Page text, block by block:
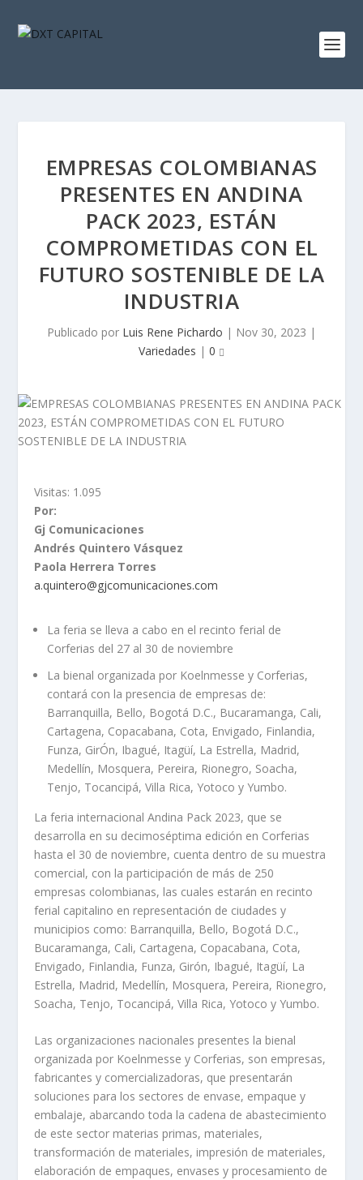
EMPRESAS COLOMBIANAS
PRESENTES EN ANDINA
PACK 2023, ESTÁN
COMPROMETIDAS CON EL
FUTURO SOSTENIBLE DE LA
INDUSTRIA
Publicado por Luis Rene Pichardo | Nov 30, 2023 |
Variedades | 0
Visitas: 1.095
Por:
Gj Comunicaciones
Andrés Quintero Vásquez
Paola Herrera Torres
a.quintero@gjcomunicaciones.com
La feria se lleva a cabo en el recinto ferial de
Corferias del 27 al 30 de noviembre
La bienal organizada por Koelnmesse y Corferias,
contará con la presencia de empresas de:
Barranquilla, Bello, Bogotá D.C., Bucaramanga, Cali,
Cartagena, Copacabana, Cota, Envigado, Finlandia,
Funza, GirÓn, Ibagué, Itagüí, La Estrella, Madrid,
Medellín, Mosquera, Pereira, Rionegro, Soacha,
Tenjo, Tocancipá, Villa Rica, Yotoco y Yumbo.
La feria internacional Andina Pack 2023, que se
desarrolla en su decimoséptima edición en Corferias
hasta el 30 de noviembre, cuenta dentro de su muestra
comercial, con la participación de más de 250
empresas colombianas, las cuales estarán en recinto
ferial capitalino en representación de ciudades y
municipios como: Barranquilla, Bello, Bogotá D.C.,
Bucaramanga, Cali, Cartagena, Copacabana, Cota,
Envigado, Finlandia, Funza, Girón, Ibagué, Itagüí, La
Estrella, Madrid, Medellín, Mosquera, Pereira, Rionegro,
Soacha, Tenjo, Tocancipá, Villa Rica, Yotoco y Yumbo.
Las organizaciones nacionales presentes la bienal
organizada por Koelnmesse y Corferias, son empresas,
fabricantes y comercializadoras, que presentarán
soluciones para los sectores de envase, empaque y
embalaje, abarcando toda la cadena de abastecimiento
de este sector materias primas, materiales,
transformación de materiales, impresión de materiales,
elaboración de empaques, envases y procesamiento de